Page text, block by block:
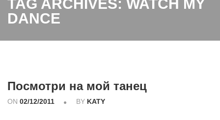
TAG ARCHIVES: WATCH MY
DANCE
Посмотри на мой танец
ON 02/12/2011 BY KATY